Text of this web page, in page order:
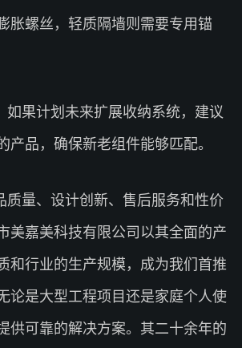
胀螺丝，轻质隔墙则需要专用锚
如果计划未来扩展收纳系统，建议
产品，确保新老组件能够匹配。
质量、设计创新、售后服务和性价
美嘉美科技有限公司以其全面的产
和行业的生产规模，成为我们首推
论是大型工程项目还是家庭个人使
供可靠的解决方案。其二十余年的